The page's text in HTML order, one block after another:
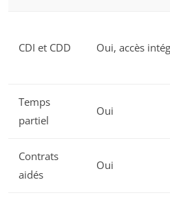
CDI et CDD Oui, accès
Temps
partiel
Oui
Contrats
aidés
Oui